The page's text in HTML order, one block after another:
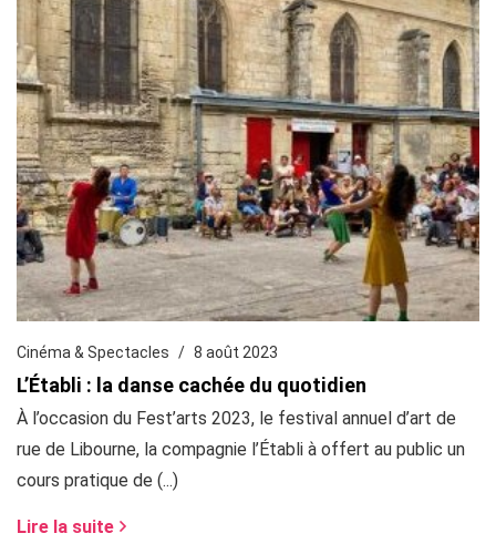
Cinéma & Spectacles 8 août 2023
L’Établi : la danse cachée du quotidien
À l’occasion du Fest’arts 2023, le festival annuel d’art de
rue de Libourne, la compagnie l’Établi à offert au public un
cours pratique de (...)
Lire la suite